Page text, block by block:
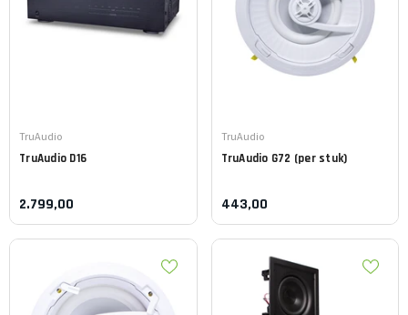
Leverancier:
TruAudio
TruAudio D16
2.799,00
Leverancier:
TruAudio
TruAudio G72 (per stuk)
443,00